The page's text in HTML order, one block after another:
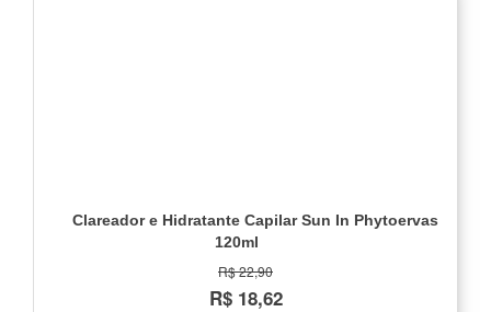
Clareador e Hidratante Capilar Sun In Phytoervas
120ml
R$ 22,90
R$ 18,62